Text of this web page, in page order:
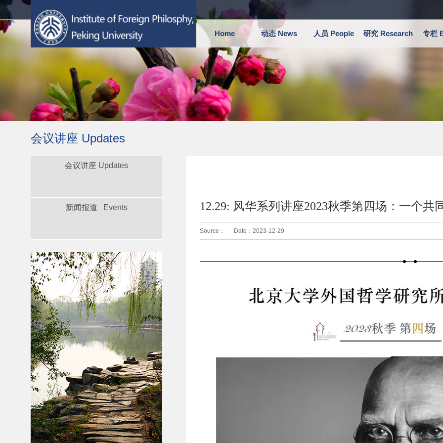
Home 动态 News 人员 People 研究 Research 专栏
会议讲座 Updates
会议讲座 Updates
新闻报道 Events 12.29: 风华系列讲座2023秋季第四场：一个共
Source： Date： 2023-12-29